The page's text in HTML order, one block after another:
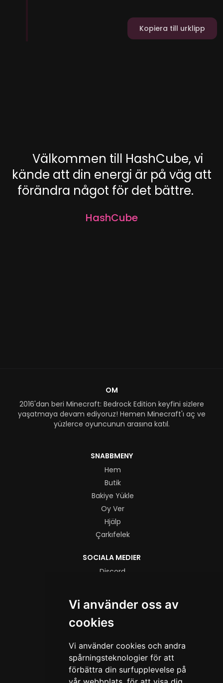
Vi använder oss av
cookies
Vi använder cookies och andra
spårningsteknologier för att
förbättra din surfupplevelse på
Kopiera till urklipp
Välkommen till HashCube, vi
kände att din energi är på väg att
förändra något för det bättre.
HashCube
OM
2016'dan beri Minecraft: Bedrock Edition keyfini sizlere
yaşatmaya devam ediyoruz! Hemen Minecraft'ı aç ve
yüzlerce oyuncunun arasına katıl.
SNABBMENY
Hem
Butik
Bakiye Yükle
Oy Ver
Hjälp
Çarkıfelek
SOCIALA MEDIER
Discord
TikTok
YouTube
Användarvillkor
Integritetspolicy